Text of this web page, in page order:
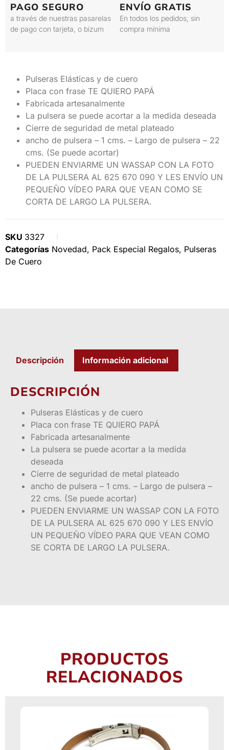
PAGO SEGURO
a través de nuestras pasarelas
de pago con tarjeta, o bizum
ENVÍO GRATIS
En todos los pedidos, sin
compra mínima
Pulseras Elásticas y de cuero
Placa con frase TE QUIERO PAPÁ
Fabricada artesanalmente
La pulsera se puede acortar a la medida deseada
Cierre de seguridad de metal plateado
ancho de pulsera – 1 cms. – Largo de pulsera – 22
cms. (Se puede acortar)
PUEDEN ENVIARME UN WASSAP CON LA FOTO
DE LA PULSERA AL 625 670 090 Y LES ENVÍO UN
PEQUEÑO VÍDEO PARA QUE VEAN COMO SE
CORTA DE LARGO LA PULSERA.
SKU 3327
Categorías Novedad, Pack Especial Regalos, Pulseras
De Cuero
Descripción Información adicional
DESCRIPCIÓN
Pulseras Elásticas y de cuero
Placa con frase TE QUIERO PAPÁ
Fabricada artesanalmente
La pulsera se puede acortar a la medida
deseada
Cierre de seguridad de metal plateado
ancho de pulsera – 1 cms. – Largo de pulsera –
22 cms. (Se puede acortar)
PUEDEN ENVIARME UN WASSAP CON LA FOTO
DE LA PULSERA AL 625 670 090 Y LES ENVÍO
UN PEQUEÑO VÍDEO PARA QUE VEAN COMO
SE CORTA DE LARGO LA PULSERA.
PRODUCTOS
RELACIONADOS